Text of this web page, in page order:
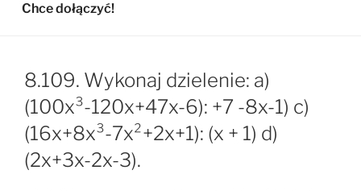
Chce dołączyć!
8.109. Wykonaj dzielenie: a)
(100x³-120x+47x-6): +7 -8x-1) c)
(16x+8x³-7x²+2x+1): (x + 1) d)
(2x+3x-2x-3).